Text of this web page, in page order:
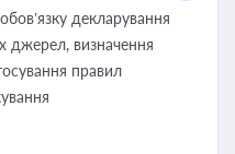
декларування
джерел, визначення
правил